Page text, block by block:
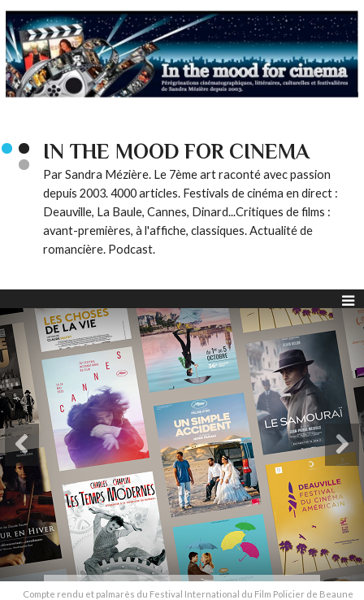
IN THE MOOD FOR CINEMA
Par Sandra Mézière. Le 7ème art raconté avec passion
depuis 2003. 4000 articles. Festivals de cinéma en direct :
Deauville, La Baule, Cannes, Dinard...Critiques de films :
avant-premières, à l'affiche, classiques. Actualité de
romancière. Podcast.
Compte rendu et palmarès du Festival International du Film Policier de Beaune